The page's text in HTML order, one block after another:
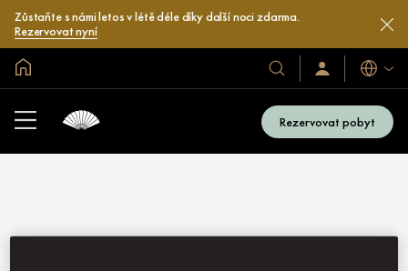
Zůstaňte s námi letos v létě déle díky další noci zdarma.
Rezervovat nyní
Naše
hotely
a
resorty
Přihlaste
se
se
Jazyky
Rezervovat pobyt